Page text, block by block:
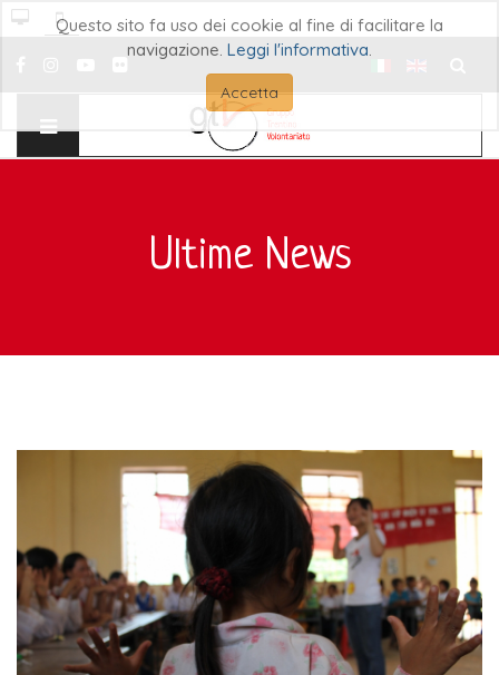
Questo sito fa uso dei cookie al fine di facilitare la
navigazione. Leggi l'informativa.
Accetta
Ultime News